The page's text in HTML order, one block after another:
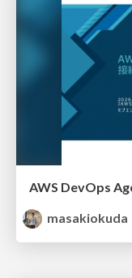
masakiokuda